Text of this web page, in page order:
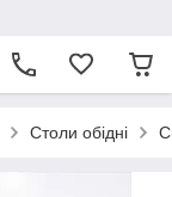
Столи обідні